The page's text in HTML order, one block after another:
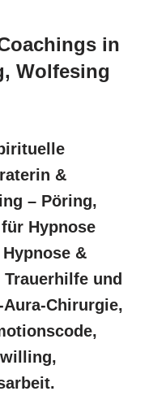
in
Wolfesing
&
– Pöring,
Hypnose
&
und
Chirurgie,